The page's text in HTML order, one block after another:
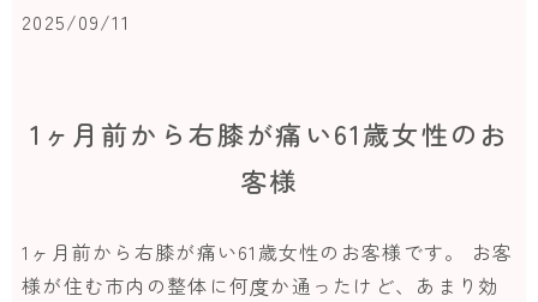
2025/09/11
1ヶ月前から右膝が痛い61歳女性のお
客様
1ヶ月前から右膝が痛い61歳女性のお客様です。 お客
様が住む市内の整体に何度か通ったけど、あまり効